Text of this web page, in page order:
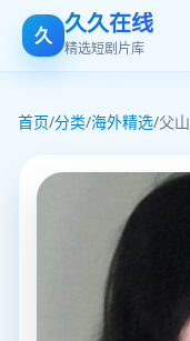
久 久久在线
精选短剧片库
首页/分类/海外精选/父山